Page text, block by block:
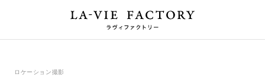
ロケーション撮影